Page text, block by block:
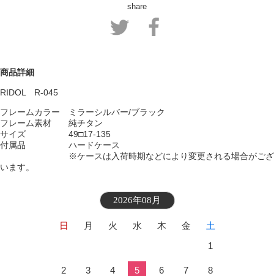
share
商品詳細
RIDOL R-045
フレームカラー
ミラーシルバー/ブラック
フレーム素材 純チタン
サイズ 49□17-135
付属品 ハードケース
※ケースは入荷時期などにより変更される場合がござ
います。
2026年08月
日 月 火 水 木 金
土
1
2 3 4 5 6 7 8